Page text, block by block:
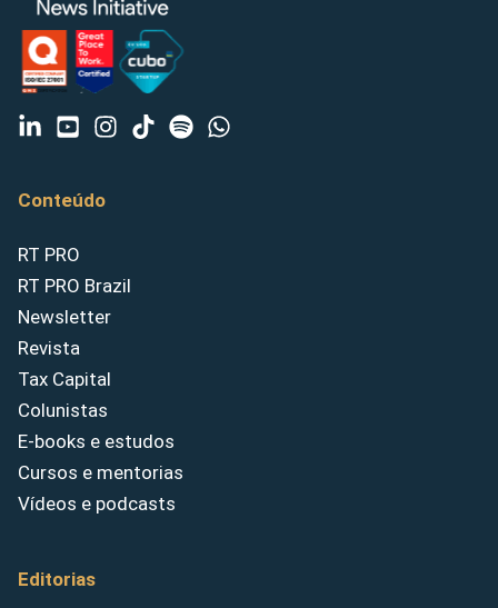
Conteúdo
RT PRO
RT PRO Brazil
Newsletter
Revista
Tax Capital
Colunistas
E-books e estudos
Cursos e mentorias
Vídeos e podcasts
Editorias